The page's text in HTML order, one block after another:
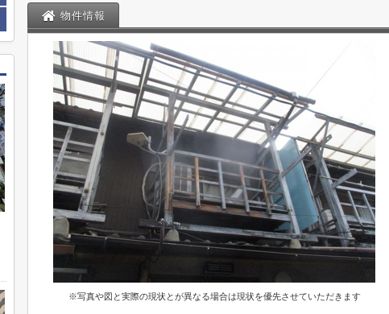
物件情報
※写真や図と実際の現状とが異なる場合は現状を優先させていただきます